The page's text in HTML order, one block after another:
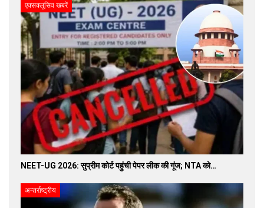
एक्सक्लूसिव खबरें
NEET-UG 2026: सुप्रीम कोर्ट पहुंची पेपर लीक की गूंज; NTA को…
अन्तर्राष्ट्रीय